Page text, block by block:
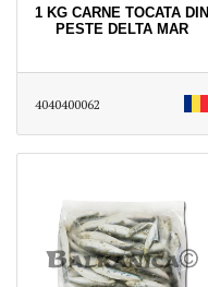
1 KG CARNE TOCATA DIN
PESTE DELTA MAR
4040400062